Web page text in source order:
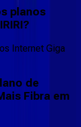
planos
Internet Giga
de
Fibra em